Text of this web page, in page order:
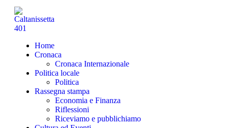
Home
Cronaca
Cronaca Internazionale
Politica locale
Politica
Rassegna stampa
Economia e Finanza
Riflessioni
Riceviamo e pubblichiamo